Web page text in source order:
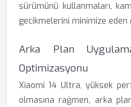
sürümünü kullanmaları,
gecikmelerini minimize eden
Arka Plan
Optimizasyonu
Xiaomi 14 Ultra, yüksek
olmasına rağmen, arka